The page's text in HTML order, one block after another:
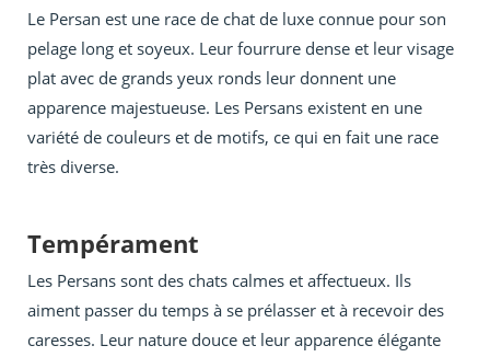
Le Persan est une race de chat de luxe connue pour son
pelage long et soyeux. Leur fourrure dense et leur visage
plat avec de grands yeux ronds leur donnent une
apparence majestueuse. Les Persans existent en une
variété de couleurs et de motifs, ce qui en fait une race
très diverse.
Tempérament
Les Persans sont des chats calmes et affectueux. Ils
aiment passer du temps à se prélasser et à recevoir des
caresses. Leur nature douce et leur apparence élégante